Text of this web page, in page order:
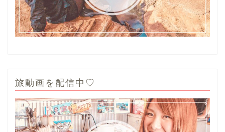
旅動画を配信中♡